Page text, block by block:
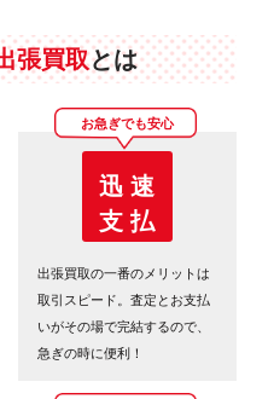
張買取とは
お急ぎでも安心
迅 速
支 払
出張買取の一番のメリットは
取引スピード。査定とお支払
いがその場で完結するので、
急ぎの時に便利！